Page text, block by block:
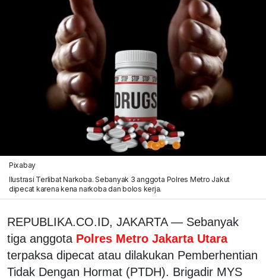
Pixabay
Ilustrasi Terlibat Narkoba. Sebanyak 3 anggota Polres Metro Jakut
dipecat karena kena narkoba dan bolos kerja.
REPUBLIKA.CO.ID, JAKARTA — Sebanyak
tiga anggota Polres Metro Jakarta Utara
terpaksa dipecat atau dilakukan Pemberhentian
Tidak Dengan Hormat (PTDH). Brigadir MYS